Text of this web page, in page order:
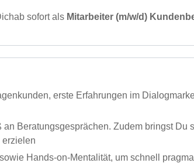
sofort als Mitarbeiter (m/w/d)
erste Erfahrungen im
Beratungsgesprächen. Zudem bringst Du
erzielen
Hands-on-Mentalität, um schnell